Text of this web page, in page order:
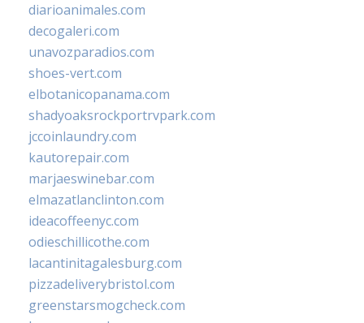
diarioanimales.com
decogaleri.com
unavozparadios.com
shoes-vert.com
elbotanicopanama.com
shadyoaksrockportrvpark.com
jccoinlaundry.com
kautorepair.com
marjaeswinebar.com
elmazatlanclinton.com
ideacoffeenyc.com
odieschillicothe.com
lacantinitagalesburg.com
pizzadeliverybristol.com
greenstarsmogcheck.com